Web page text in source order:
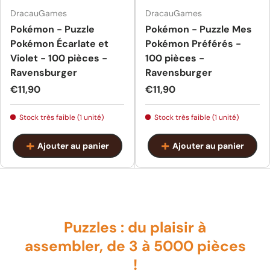
DracauGames
Pokémon - Puzzle
Pokémon Écarlate et
Violet - 100 pièces -
Ravensburger
Prix habituel
€11,90
Stock très faible (1 unité)
Ajouter au panier
DracauGames
Pokémon - Puzzle Mes
Pokémon Préférés -
100 pièces -
Ravensburger
Prix habituel
€11,90
Stock très faible (1 unité)
Ajouter au panier
Puzzles : du plaisir à
assembler, de 3 à 5000 pièces
!